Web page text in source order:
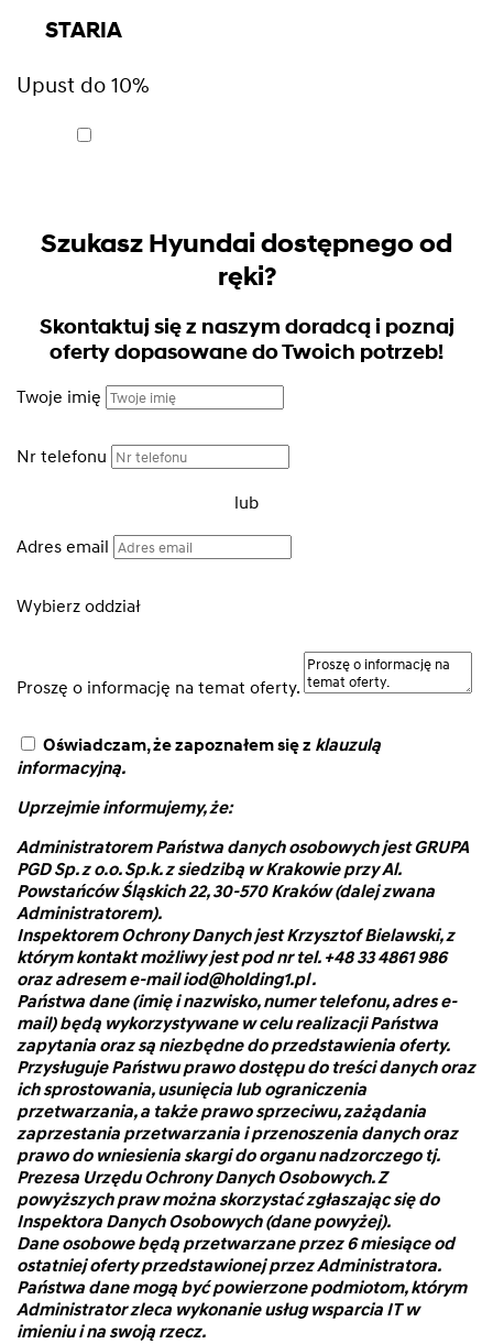
STARIA
Upust do 10%
Szukasz Hyundai dostępnego od
ręki?
Skontaktuj się z naszym doradcą i poznaj
oferty dopasowane do Twoich potrzeb!
Twoje imię
Nr telefonu
lub
Adres email
Wybierz oddział
Proszę o informację na temat oferty.
Oświadczam, że zapoznałem się z klauzulą
informacyjną.
Uprzejmie informujemy, że:
Administratorem Państwa danych osobowych jest GRUPA
PGD Sp. z o.o. Sp.k. z siedzibą w Krakowie przy Al.
Powstańców Śląskich 22, 30-570 Kraków (dalej zwana
Administratorem).
Inspektorem Ochrony Danych jest Krzysztof Bielawski, z
którym kontakt możliwy jest pod nr tel. +48 33 4861 986
oraz adresem e-mail iod@holding1.pl .
Państwa dane (imię i nazwisko, numer telefonu, adres e-
mail) będą wykorzystywane w celu realizacji Państwa
zapytania oraz są niezbędne do przedstawienia oferty.
Przysługuje Państwu prawo dostępu do treści danych oraz
ich sprostowania, usunięcia lub ograniczenia
przetwarzania, a także prawo sprzeciwu, zażądania
zaprzestania przetwarzania i przenoszenia danych oraz
prawo do wniesienia skargi do organu nadzorczego tj.
Prezesa Urzędu Ochrony Danych Osobowych. Z
powyższych praw można skorzystać zgłaszając się do
Inspektora Danych Osobowych (dane powyżej).
Dane osobowe będą przetwarzane przez 6 miesiące od
ostatniej oferty przedstawionej przez Administratora.
Państwa dane mogą być powierzone podmiotom, którym
Administrator zleca wykonanie usług wsparcia IT w
imieniu i na swoją rzecz.